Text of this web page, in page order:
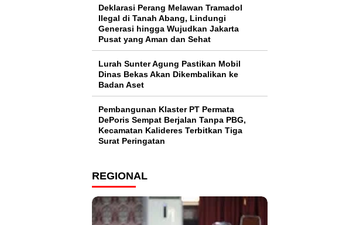
Deklarasi Perang Melawan Tramadol
Ilegal di Tanah Abang, Lindungi
Generasi hingga Wujudkan Jakarta
Pusat yang Aman dan Sehat
Lurah Sunter Agung Pastikan Mobil
Dinas Bekas Akan Dikembalikan ke
Badan Aset
Pembangunan Klaster PT Permata
DePoris Sempat Berjalan Tanpa PBG,
Kecamatan Kalideres Terbitkan Tiga
Surat Peringatan
REGIONAL